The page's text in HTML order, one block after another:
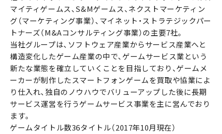
マイティゲームス、S&Mゲームス、ネクストマーケティン
グ（マーケティング事業）、マイネット・ストラテジックパー
トナーズ（M&Aコンサルティング事業）の主要7社。
当社グループは、ソフトウェア産業からサービス産業へと
構造変化したゲーム産業の中で、ゲームサービス業という
新たな業態を確立していくことを目指しており、ゲームメ
ーカーが制作したスマートフォンゲームを買取や協業によ
り仕入れ、独自のノウハウでバリューアップした後に長期
サービス運営を行うゲームサービス事業を主に営んでおり
ます。
ゲームタイトル数36タイトル（2017年10月現在）